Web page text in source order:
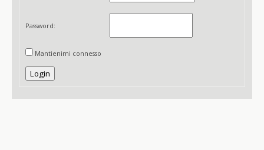
Password:
Mantienimi connesso
Login